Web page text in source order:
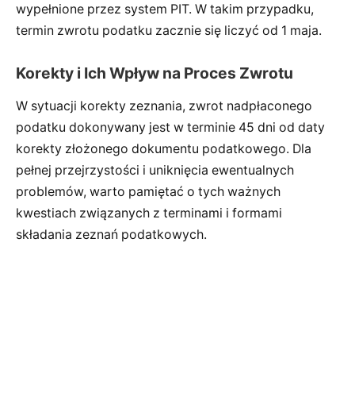
wypełnione przez system PIT. W takim przypadku,
termin zwrotu podatku zacznie się liczyć od 1 maja.
Korekty i Ich Wpływ na Proces Zwrotu
W sytuacji korekty zeznania, zwrot nadpłaconego
podatku dokonywany jest w terminie 45 dni od daty
korekty złożonego dokumentu podatkowego. Dla
pełnej przejrzystości i uniknięcia ewentualnych
problemów, warto pamiętać o tych ważnych
kwestiach związanych z terminami i formami
składania zeznań podatkowych.